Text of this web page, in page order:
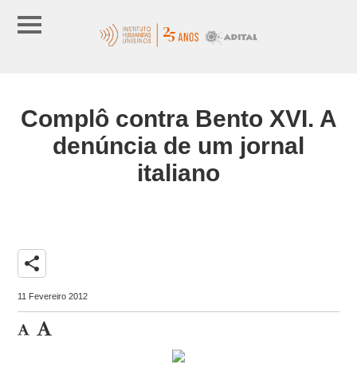
Complô contra Bento XVI. A
denúncia de um jornal
italiano
share
11 Fevereiro 2012